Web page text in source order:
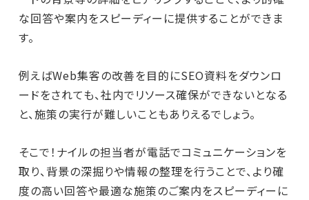
な回答や案内をスピーディーに提供することができま
す。
例えばWeb集客の改善を目的にSEO資料をダウンロ
ードをされても、社内でリソース確保ができないとなる
と、施策の実行が難しいこともありえるでしょう。
そこで！ナイルの担当者が電話でコミュニケーションを
取り、背景の深掘りや情報の整理を行うことで、より確
度の高い回答や最適な施策のご案内をスピーディーに